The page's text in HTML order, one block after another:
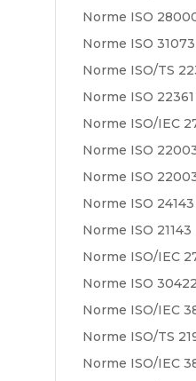
Norme ISO
Norme ISO 31073
Norme ISO/TS
Norme ISO 22361
Norme ISO/IEC
Norme ISO
Norme ISO
Norme ISO 24143
Norme ISO 21143
Norme ISO/IEC
Norme ISO 30422
Norme ISO/IEC
Norme ISO/TS
Norme ISO/IEC